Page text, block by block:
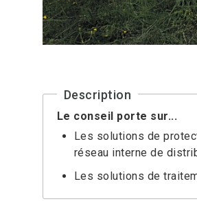
Description
Le conseil porte sur...
Les solutions de
réseau interne de
Les solutions de